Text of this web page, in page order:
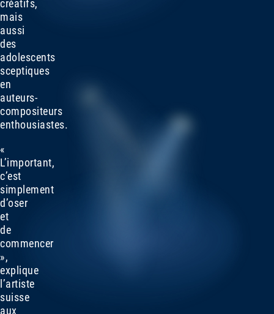
créatifs,
mais
aussi
des
adolescents
sceptiques
en
auteurs-
compositeurs
enthousiastes.
«
L’important,
c’est
simplement
d’oser
et
de
commencer
»,
explique
l’artiste
suisse
aux